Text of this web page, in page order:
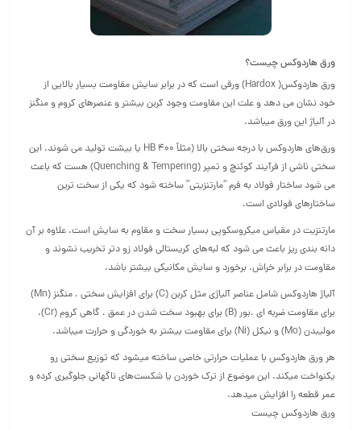
ورق هاردوکس چیست؟
ورق هاردوکس( Hardox) ورقی است که در برابر سایش مقاومت بسیار بالایی از
خود نشان می دهد و علت این مقاومت وجود کربن بیشتر و عنصرهای کروم و منگنز
در آلیاژ این ورق میباشد.
ورق‌های هاردوکس با درجه سختی بالا (مثلاً ۴۰۰ HB یا بیشت تولید می ‌شوند. این
سختی ناشی از فرآیند کوئنچ و تمپر (Quenching & Tempering) هست که باعث
می‌ شود ساختار فولاد به فرم “مارتنزیتی” ساخته شود که یکی از سخت ‌ترین
ساختارهای فولادی است.
مارتنزیت در مقیاس میکروسکوپی بسیار سخت و مقاوم به سایش است. علاوه بر آن
دانه ‌بندی ریز باعث می ‌شود که لبه‌های کریستالی فولاد زو دتر تخریب نشوند و
مقاومت در برابر خراش، برخورد و سایش مکانیکی بیشتر باشد.
آلیاژ هاردوکس شامل عناصر آلیاژی مثل کربن (C) برای افزایش سختی ، منگنز (Mn)
برای مقاومت ضربه‌ ای ،بور (B) برای بهبود سخت شدن در عمق ، گاهی کروم (Cr)،
مولیبدن (Mo) و نیکل (Ni) برای مقاومت بیشتر به خوردگی و حرارت میباشد.
هر ورق هاردوکس با عملیات حرارتی خاصی ساخته میشود که توزیع سختی رو
یکنواخت میکند. این موضوع از ترک خوردن یا شکست‌های ناگهانی جلوگیری کرده و
عمر قطعه را افزایش میدهد.
ورق هاردوکس چیست